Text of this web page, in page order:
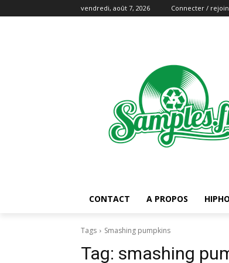
vendredi, août 7, 2026 Connecter /
CONTACT A PROPOS
Tags Smashing pumpkins
Tag: smashing